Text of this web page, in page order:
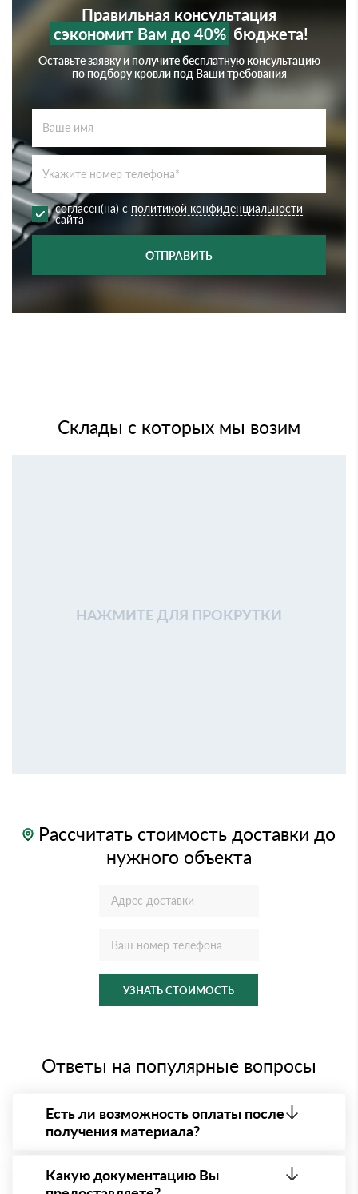
Правильная консультация
сэкономит Вам до 40% бюджета!
Оставьте заявку и получите бесплатную консультацию
по подбору кровли под Ваши требования
согласен(на) с политикой конфиденциальности
сайта
ОТПРАВИТЬ
Склады с которых мы возим
НАЖМИТЕ ДЛЯ ПРОКРУТКИ
Рассчитать стоимость доставки до
нужного объекта
УЗНАТЬ СТОИМОСТЬ
Ответы на популярные вопросы
Есть ли возможность оплаты после
получения материала?
- оплата по факту получения товара. При этом,
если доставленный товар был ненадлежащего
Какую документацию Вы